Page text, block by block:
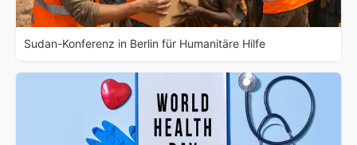
Sudan-Konferenz in Berlin für Humanitäre Hilfe